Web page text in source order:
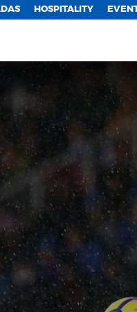
HOSPITALITY